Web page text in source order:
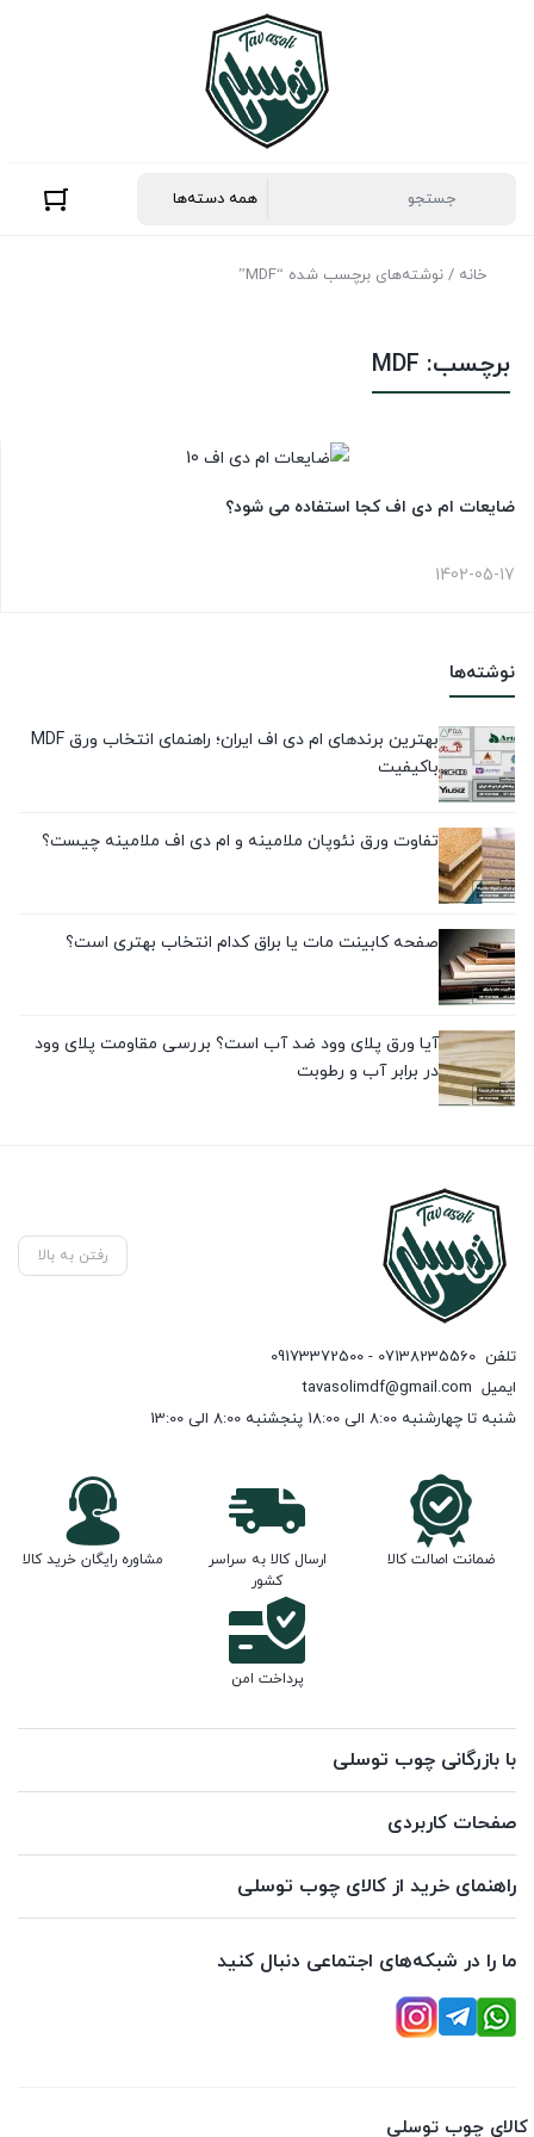
خانه / نوشته‌های برچسب شده “MDF”
نوشته‌ها
بهترین برندهای ام دی اف ایران؛ راهنمای انتخاب ورق MDF
باکیفیت
تفاوت ورق نئوپان ملامینه و ام دی اف ملامینه چیست؟
صفحه کابینت مات یا براق کدام انتخاب بهتری است؟
آیا ورق پلای وود ضد آب است؟ بررسی مقاومت پلای وود
در برابر آب و رطوبت
برچسب: MDF
ضایعات ام دی اف کجا استفاده می شود؟
1402-05-17
رفتن به بالا
تلفن 07138235560 - 09173372500
ایمیل tavasolimdf@gmail.com
شنبه تا چهارشنبه 8:00 الی 18:00 پنجشنبه 8:00 الی 13:00
ضمانت اصالت کالا
ارسال کالا به سراسر
کشور
مشاوره رایگان خرید کالا
پرداخت امن
با بازرگانی چوب توسلی
صفحات کاربردی
راهنمای خرید از کالای چوب توسلی
ما را در شبکه‌های اجتماعی دنبال کنید
کالای چوب توسلی